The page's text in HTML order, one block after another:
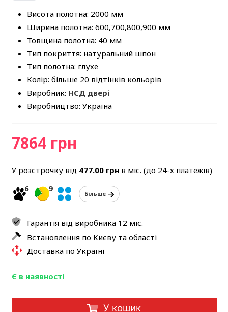
Висота полотна: 2000 мм
Ширина полотна: 600,700,800,900 мм
Товщина полотна: 40 мм
Тип покриття: натуральний шпон
Тип полотна: глухе
Колір: більше 20 відтінків кольорів
Виробник: НСД двері
Виробництво: Україна
7864 грн
У розстрочку від 477.00грнв міс. (до 24-х платежів)
6
9
Більше
Гарантія від виробника 12 міс.
Встановлення по Києву та області
Доставка по Україні
Є в наявності
У кошик